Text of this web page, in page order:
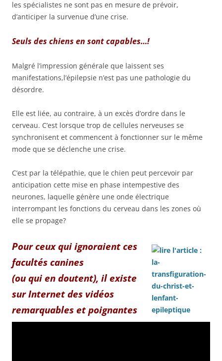
les spécialistes ne sont pas en mesure de prévoir,
d’anticiper la survenue d’une crise.
Seuls des chiens en sont capables…!
Malgré l’impression générale que laissent ses
manifestations,l’épilepsie n’est pas une pathologie du
désordre.
Elle est liée, au contraire, à un excès d’ordre dans le
cerveau. C’est lorsque trop de cellules nerveuses se
synchronisent et commencent à fonctionner sur le même
mode que se déclenche une crise.
C’est par la télépathie, que le chien peut percevoir par
anticipation cette mise en phase intempestive des
neurones, laquelle génère une onde électrique
interrompant les fonctions du cerveau dans les zones où
elle se propage?
Pour ceux qui ignoraient ces
facultés canines
(ou qui en doutent), il existe
sur Internet des vidéos
remarquables et poignantes